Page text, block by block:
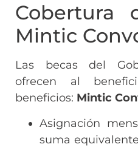
Cobertura
Mintic
Las becas del
ofrecen al
beneficios: Mintic
Asignación
suma